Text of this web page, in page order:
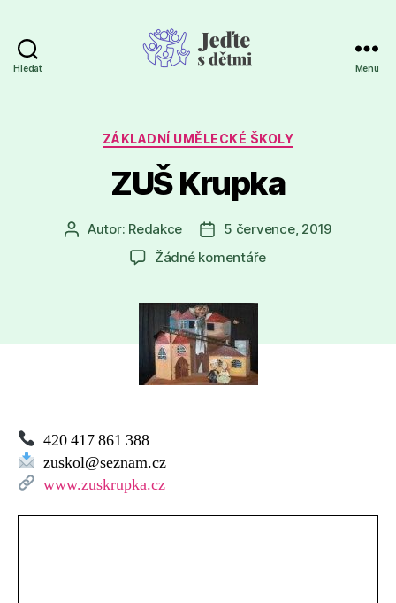
Hledat Menu
Rubriky
ZÁKLADNÍ UMĚLECKÉ ŠKOLY
ZUŠ Krupka
Autor
příspěvku
Autor: Redakce
Datum
příspěvku
5 července, 2019
Žádné komentářeu
420 417 861 388
zuskol@seznam.cz
www.zuskrupka.cz